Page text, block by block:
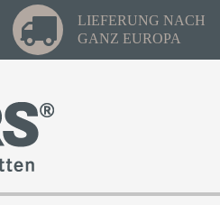
LIEFERUNG NACH
GANZ EUROPA